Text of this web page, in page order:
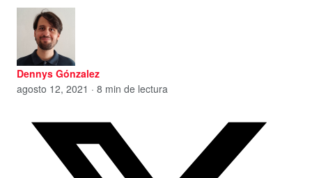
Dennys Gónzalez
agosto 12, 2021 · 8 min de lectura